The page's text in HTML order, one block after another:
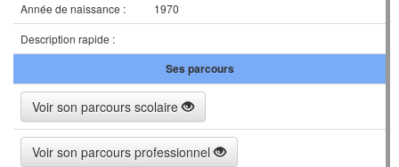
Année de naissance :
1970
Description rapide :
Ses parcours
Voir son parcours scolaire
Voir son parcours professionnel